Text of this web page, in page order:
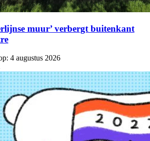
muur’ verbergt buitenkant
4 augustus 2026